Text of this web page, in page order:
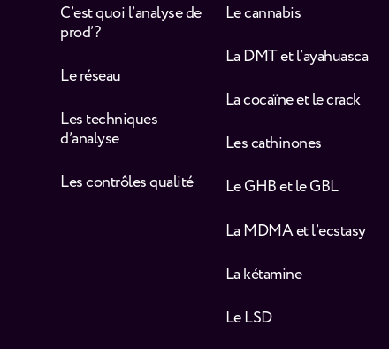
C’est quoi l’analyse de
prod’ ?
Le réseau
Les techniques
d’analyse
Les contrôles qualité
Le cannabis
La DMT et l’ayahuasca
La cocaïne et le crack
Les cathinones
Le GHB et le GBL
La MDMA et l’ecstasy
La kétamine
Le LSD